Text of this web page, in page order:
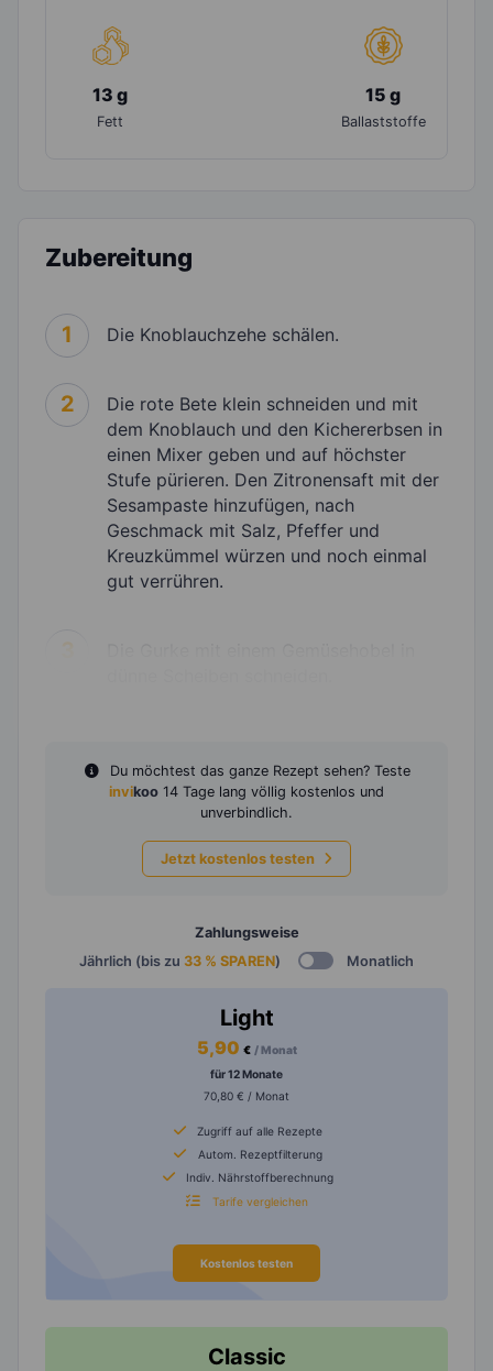
13 g
Fett
15 g
Ballaststoffe
Zubereitung
1 Die Knoblauchzehe schälen.
2
Die rote Bete klein schneiden und mit
dem Knoblauch und den Kichererbsen in
einen Mixer geben und auf höchster
Stufe pürieren. Den Zitronensaft mit der
Sesampaste hinzufügen, nach
Geschmack mit Salz, Pfeffer und
Kreuzkümmel würzen und noch einmal
gut verrühren.
Du möchtest das ganze Rezept sehen? Teste
invikoo 14 Tage lang völlig kostenlos und
unverbindlich.
Jetzt kostenlos testen
Zahlungsweise
Jährlich (bis zu 33 % SPAREN) Monatlich
Light
5,90 € / Monat
für 12 Monate
70,80 € / Monat
Zugriff auf alle Rezepte
Autom. Rezeptfilterung
Indiv. Nährstoffberechnung
Tarife vergleichen
Kostenlos testen
Classic